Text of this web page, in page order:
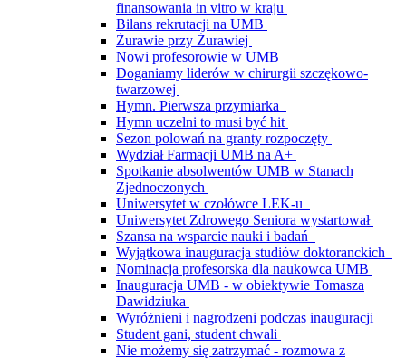
finansowania in vitro w kraju
Bilans rekrutacji na UMB
Żurawie przy Żurawiej
Nowi profesorowie w UMB
Doganiamy liderów w chirurgii szczękowo-
twarzowej
Hymn. Pierwsza przymiarka
Hymn uczelni to musi być hit
Sezon polowań na granty rozpoczęty
Wydział Farmacji UMB na A+
Spotkanie absolwentów UMB w Stanach
Zjednoczonych
Uniwersytet w czołówce LEK-u
Uniwersytet Zdrowego Seniora wystartował
Szansa na wsparcie nauki i badań
Wyjątkowa inauguracja studiów doktoranckich
Nominacja profesorska dla naukowca UMB
Inauguracja UMB - w obiektywie Tomasza
Dawidziuka
Wyróżnieni i nagrodzeni podczas inauguracji
Student gani, student chwali
Nie możemy się zatrzymać - rozmowa z